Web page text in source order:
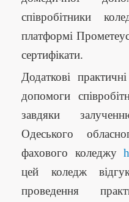
співробітники
платформі
сертифікати.
Додаткові
допомоги
завдяки
Одеського
фахового коледжу
цей коледж
проведення